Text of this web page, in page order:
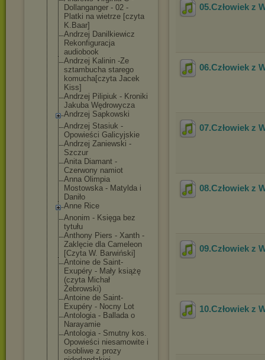
Dollanganger - 02 -
Platki na wietrze [czyta
K.Baar]
Andrzej Danilkiewicz
Rekonfiguracja
audiobook
Andrzej Kalinin -Ze
sztambucha starego
komucha[czyta Jacek
Kiss]
Andrzej Pilipiuk - Kroniki
Jakuba Wędrowycza
Andrzej Sapkowski
Andrzej Stasiuk -
Opowieści Galicyjskie
Andrzej Zaniewski -
Szczur
Anita Diamant -
Czerwony namiot
Anna Olimpia
Mostowska - Matylda i
Daniło
Anne Rice
Anonim - Księga bez
tytułu
Anthony Piers - Xanth -
Zaklęcie dla Cameleon
[Czyta W. Barwiński]
Antoine de Saint-
Exupéry - Mały książę
(czyta Michał
Żebrowski)
Antoine de Saint-
Exupéry - Nocny Lot
Antologia - Ballada o
Narayamie
Antologia - Smutny kos.
Opowieści niesamowite i
osobliwe z prozy
05.Człowiek z
06.Człowiek z
07.Człowiek z
08.Człowiek z
09.Człowiek z
10.Człowiek z